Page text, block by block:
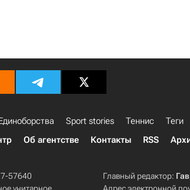
Sport stories Теннис Теги
Об агентстве Контакты RSS
57640
Главный редактор: